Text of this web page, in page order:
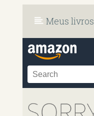
Meus livros